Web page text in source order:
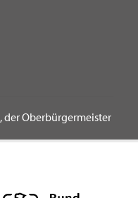
, der Oberbürgermeister